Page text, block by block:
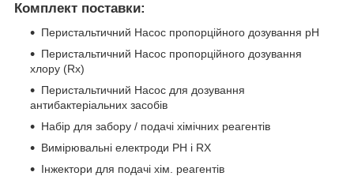
Комплект поставки:
Перистальтичний Насос пропорційного дозування pH
Перистальтичний Насос пропорційного дозування
хлору (Rx)
Перистальтичний Насос для дозування
антибактеріальних засобів
Набір для забору / подачі хімічних реагентів
Вимірювальні електроди PH і RX
Інжектори для подачі хім. реагентів